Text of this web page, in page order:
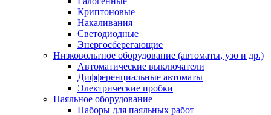
Криптоновые
Накаливания
Светодиодные
Энергосберегающие
Низковольтное оборудование (автоматы, узо и др.)
Автоматические выключатели
Дифференциальные автоматы
Электрические пробки
Паяльное оборудование
Наборы для паяльных работ